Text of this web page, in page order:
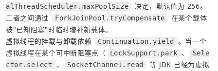
alThreadScheduler.maxPoolSize
决定，默认值为 256。
二者之间通过
ForkJoinPool.tryCompensate
在某个载体
被"已知阻塞"时临时增补新载体。
虚拟线程的挂载与卸载依赖
Continuation.yield
。当一个
虚拟线程在某个可中断阻塞点（
LockSupport.park 、
Sele
ctor.select
、 SocketChannel.read
等 JDK 已经为虚拟